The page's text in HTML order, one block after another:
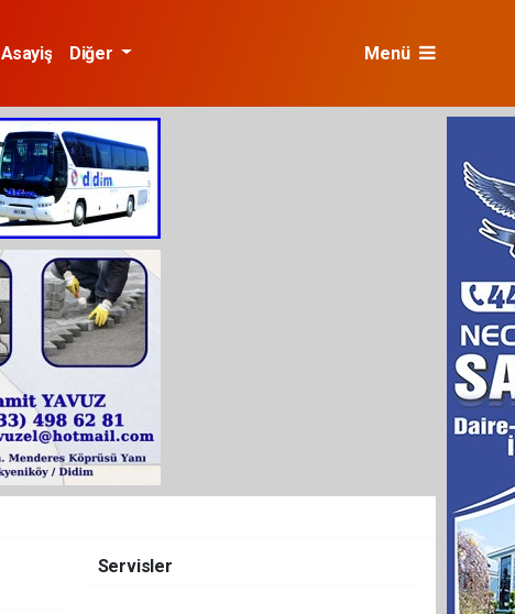
Asayiş Diğer Menü
Servisler